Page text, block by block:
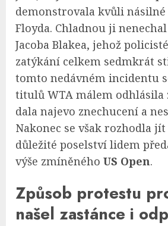
demonstrovala kvůli
Floyda. Chladnou ji
Jacoba Blakea, jehož
zatýkání celkem sedmkrát
tomto nedávném incidentu
titulů WTA málem odhlásila
dala najevo znechucení a
Nakonec se však rozhodla
důležité poselství lidem
výše zmíněného US Open.
Způsob protestu
našel zastánce i